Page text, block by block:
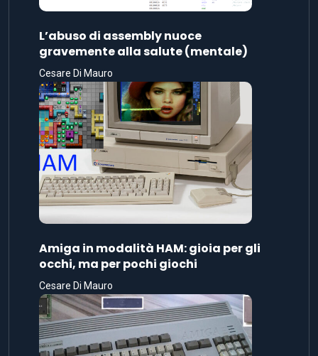
L’abuso di assembly nuoce
gravemente alla salute (mentale)
Cesare Di Mauro
Amiga in modalità HAM: gioia per gli
occhi, ma per pochi giochi
Cesare Di Mauro